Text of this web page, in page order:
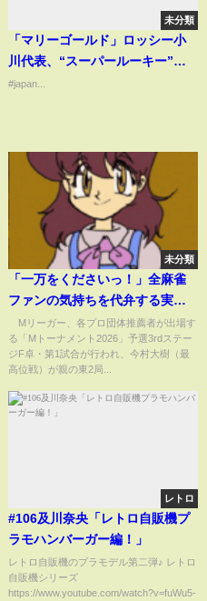
未分類
「マリーゴールド」ロッシー小
川代表、“スーパールーキー”山
岡聖怜「育成法」明言「叩きの
#japan...
未分類
「一万をくださいっ！」全麻雀
ファンの気持ちを代弁する実況
者の一言 123の三色同順が配牌
から目の前に…/麻雀・Mトーナ
メント(ABEMA TIMES)
Mリーガー、各プロ団体推薦者が出場す
る「Mトーナメント2026」予選3rdステー
ジF卓・第1試合が行われ、今村大樹（最
高位戦）が親の東2局...
レトロ
#106及川奈央「レトロ自販機プ
ラモハンバーガー編！」
レトロ自販機のプラモデル第二弾♪ レトロ
自販機シリーズ
https://www.youtube.com/watch?v=fuWu5-